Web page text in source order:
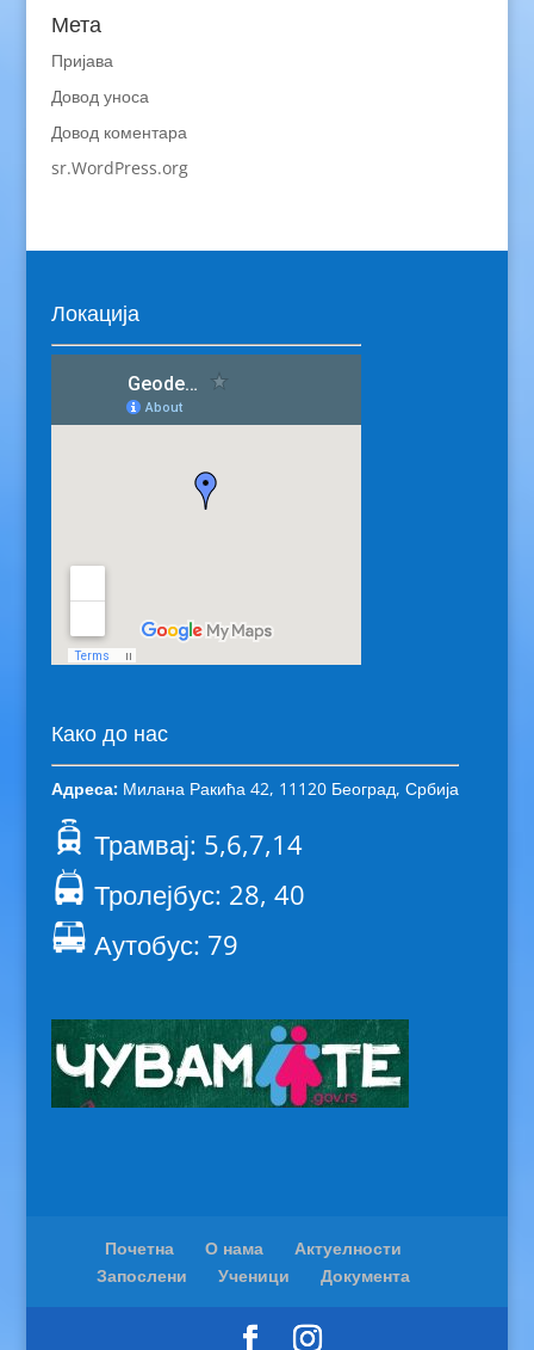
Мета
Пријава
Довод уноса
Довод коментара
sr.WordPress.org
Локација
Како до нас
Адреса:Милана Ракића 42, 11120 Београд, Србија
Трамвај: 5,6,7,14
Тролејбус: 28, 40
Аутобус: 79
Почетна О нама
Актуелности
Запослени
Ученици Документа